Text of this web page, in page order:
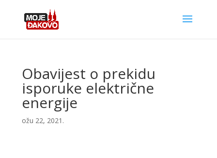
Obavijest o prekidu
isporuke električne
energije
ožu 22, 2021.